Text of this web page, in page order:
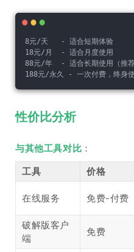
8元/天   - 适合短期体验
18元/月  - 适合月度使用
88元/年  - 适合长期使用（推荐
188元/永久 - 一次付费，终身使
性价比分析
与其他工具对比 ：
工具
价格
在线服务 免费-付费
破解版客户
端
免费